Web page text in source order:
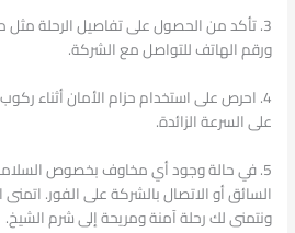
3. تأكد من الحصول على تفاصيل الرحلة
ورقم الهاتف للتواصل مع الشركة.
4. احرص على استخدام حزام الأمان أثناء
على السرعة الزائدة.
5. في حالة وجود أي مخاوف بخصوص
السائق أو الاتصال بالشركة على الفور.
ونتمنى لك رحلة آمنة ومريحة إلى شرم الشيخ.